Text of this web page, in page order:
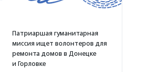
Патриаршая гуманитарная
миссия ищет волонтеров для
ремонта домов в Донецке
и Горловке